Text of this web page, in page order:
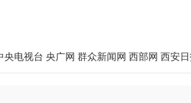
央电视台 央广网 群众新闻网 西部网 西安